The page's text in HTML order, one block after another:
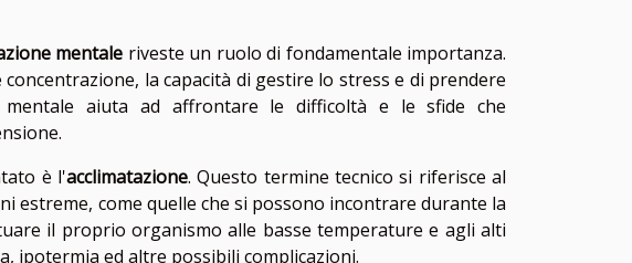
mentale riveste un ruolo di fondamentale importanza.
la capacità di gestire lo stress e di prendere
mentale aiuta ad affrontare le difficoltà e le sfide che
è l'acclimatazione. Questo termine tecnico si riferisce al
estreme, come quelle che si possono incontrare durante la
il proprio organismo alle basse temperature e agli alti
ipotermia ed altre possibili complicazioni.